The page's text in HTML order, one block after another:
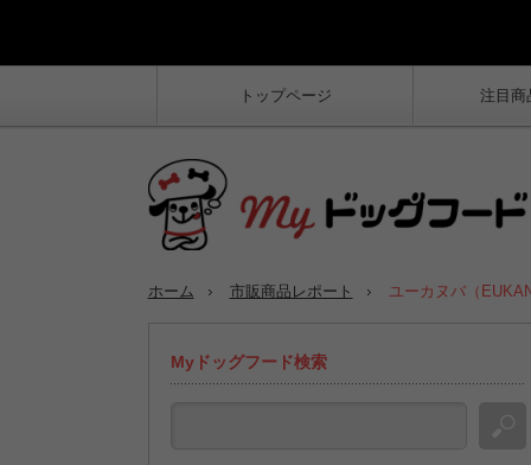
トップページ 注目商
ホーム 市販商品レポート ユーカヌバ（
Myドッグフード検索